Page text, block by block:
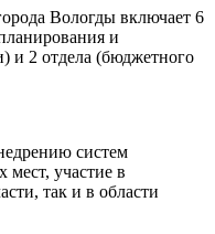
Вологды включает 6
и
и 2 отдела (бюджетного
систем
мест, участие в
так и в области